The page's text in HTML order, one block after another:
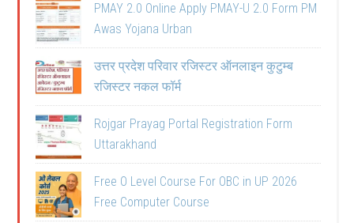
PMAY 2.0 Online Apply PMAY-U 2.0 Form PM
Awas Yojana Urban
उत्तर प्रदेश परिवार रजिस्टर ऑनलाइन कुटुम्ब
रजिस्टर नकल फॉर्म
Rojgar Prayag Portal Registration Form
Uttarakhand
Free O Level Course For OBC in UP 2026
Free Computer Course